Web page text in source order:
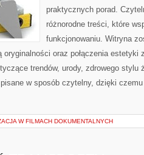
praktycznych porad.
różnorodne treści, które
funkcjonowaniu. Witryna
oryginalności oraz połączenia estetyki
trendów, urody, zdrowego stylu
w sposób czytelny, dzięki
W FILMACH DOKUMENTALNYCH